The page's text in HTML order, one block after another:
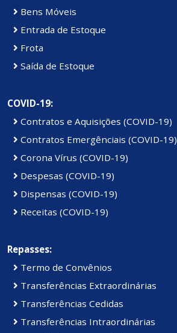
Bens Móveis
Entrada de Estoque
Frota
Saída de Estoque
COVID-19:
Contratos e Aquisições (COVID-19)
Contratos Emergênciais (COVID-19)
Corona Vírus (COVID-19)
Despesas (COVID-19)
Dispensas (COVID-19)
Receitas (COVID-19)
Repasses:
Termo de Convênios
Transferências Extraordinárias
Transferências Cedidas
Transferências Intraordinárias